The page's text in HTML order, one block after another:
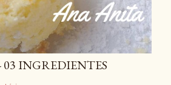
INGREDIENTES